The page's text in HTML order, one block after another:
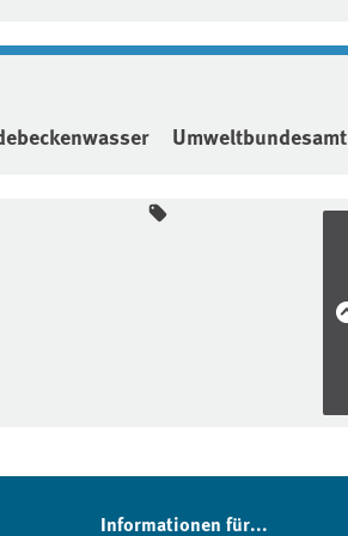
Umweltbundesamt
Informationen für...